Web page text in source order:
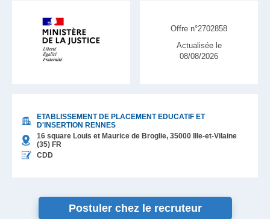
ETABLISSEMENT DE PLACEMENT EDUCATIF ET
D'INSERTION RENNES
16 square Louis et Maurice de Broglie, 35000 Ille-et-Vilaine
(35) FR
CDD
Offre n°2702858
Actualisée le
08/08/2026
Postuler chez le recruteur